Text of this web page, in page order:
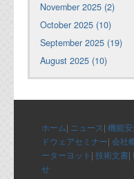
November 2025 (2)
October 2025 (10)
September 2025 (19)
August 2025 (10)
ホーム| ニュース| 機能
ドウェアセミナー| 会社
ーターヨット | 技術文書|
せ